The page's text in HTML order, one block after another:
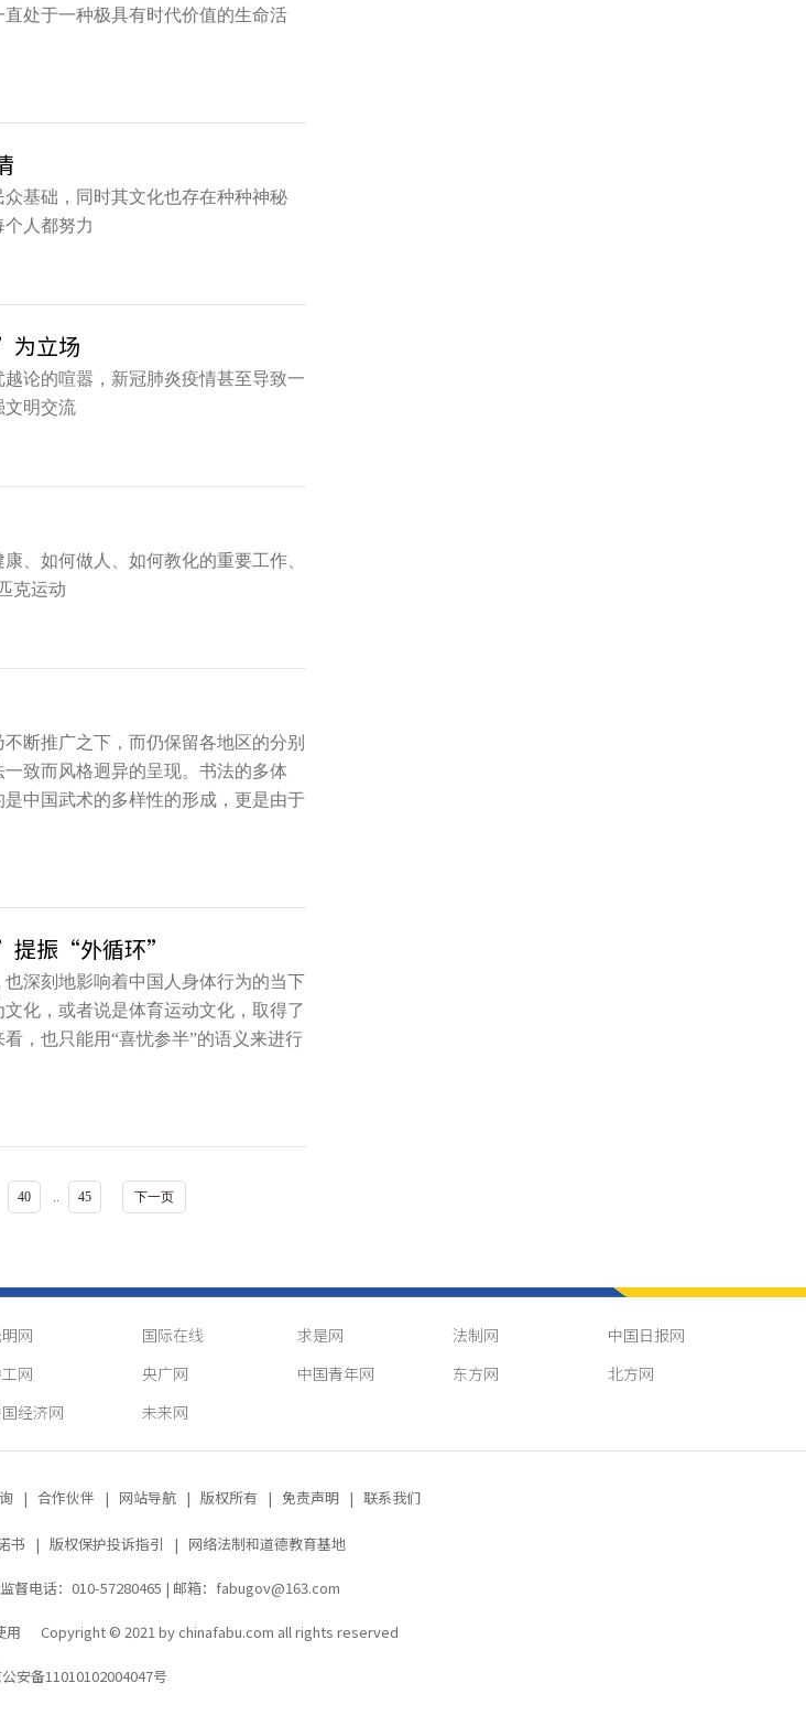
处于一种极具有时代价值的生命活
基础，同时其文化也存在种种神秘
人都努力
为立场
论的喧嚣，新冠肺炎疫情甚至导致一
文明交流
、如何做人、如何教化的重要工作、
克运动
断推广之下，而仍保留各地区的分别
致而风格迥异的呈现。书法的多体
中国武术的多样性的形成，更是由于
提振“外循环”
深刻地影响着中国人身体行为的当下
化，或者说是体育运动文化，取得了
，也只能用“喜忧参半”的语义来进行
40 .. 45 下一页
网 国际在线 求是网 法制网
中国日报网
网 央广网 中国青年网 东方网
北方网
经济网 未来网
| 合作伙伴 | 网站导航 | 版权所有 | 免责声明 | 联系我们
书 | 版权保护投诉指引 | 网络法制和道德教育基地
督电话：010-57280465 | 邮箱：fabugov@163.com
用 Copyright © 2021 by chinafabu.com all rights reserved
安备11010102004047号